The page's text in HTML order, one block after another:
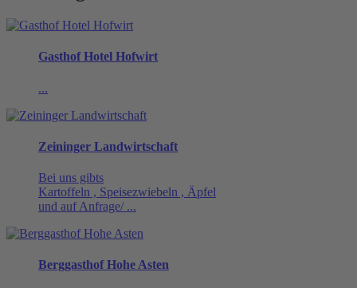
Gasthof Hotel Hofwirt
...
Zeininger Landwirtschaft
Bei uns gibts
Kartoffeln , Speisezwiebeln , Äpfel
und auf Anfrage/ ...
Berggasthof Hohe Asten